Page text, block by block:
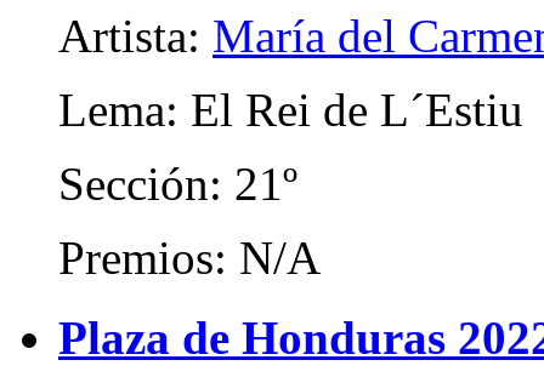
Artista: María del
Lema: El Rei de L´Estiu
Sección: 21º
Premios: N/A
Plaza de Honduras